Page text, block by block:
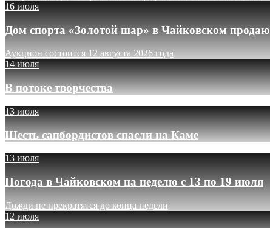
16 июля
Дом спорта «Золотой шар» в Чайковском
Аукцион состоится 12 августа 2026 года
14 июля
В потоке творчества
13 июля
Шесть сапбордистов спасли на Каме
13 июля
Погода в Чайковском на неделю с 13 по 19 июля
Дожди не прекратятся до конца недели
12 июля